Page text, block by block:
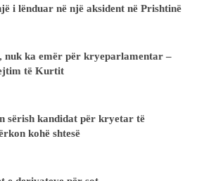
i lënduar në një aksident në Prishtinë
nuk ka emër për kryeparlamentar –
të Kurtit
sërish kandidat për kryetar të
kohë shtesë